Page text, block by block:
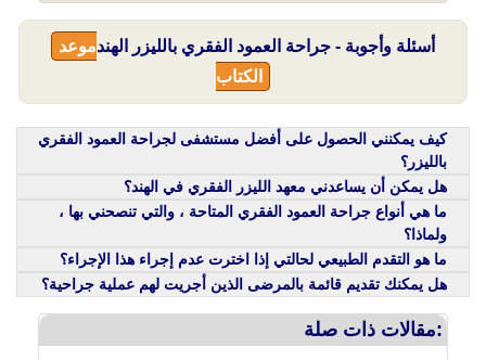
أسئلة وأجوبة - جراحة العمود الفقري بالليزر الهندموعد
الكتاب
كيف يمكنني الحصول على أفضل مستشفى لجراحة العمود الفقري
بالليزر؟
هل يمكن أن يساعدني معهد الليزر الفقري في الهند؟
ما هي أنواع جراحة العمود الفقري المتاحة ، والتي تنصحني بها ،
ولماذا؟
ما هو التقدم الطبيعي لحالتي إذا اخترت عدم إجراء هذا الإجراء؟
هل يمكنك تقديم قائمة بالمرضى الذين أجريت لهم عملية جراحية؟
مقالات ذات صلة: